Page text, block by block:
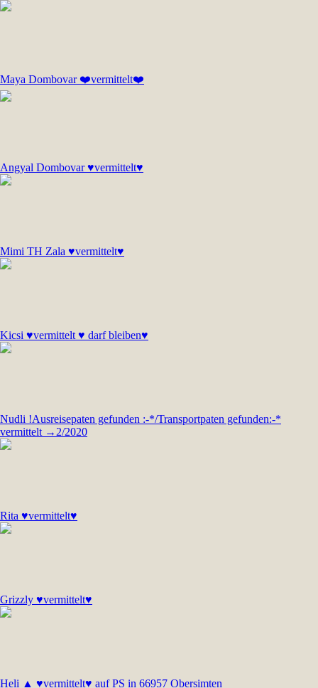
Maya Dombovar ❤️vermittelt❤️
Angyal Dombovar ♥vermittelt♥
Mimi TH Zala ♥vermittelt♥
Kicsi ♥vermittelt ♥ darf bleiben♥
Nudli !Ausreisepaten gefunden :-*/Transportpaten gefunden:-*
vermittelt →2/2020
Rita ♥vermittelt♥
Grizzly ♥vermittelt♥
Heli ▲ ♥vermittelt♥ auf PS in 66957 Obersimten